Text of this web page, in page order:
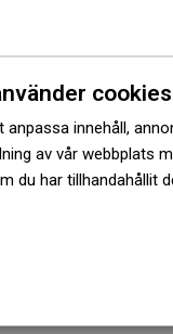
cookies
innehåll,
av vår webbplats
du har tillhandahållit